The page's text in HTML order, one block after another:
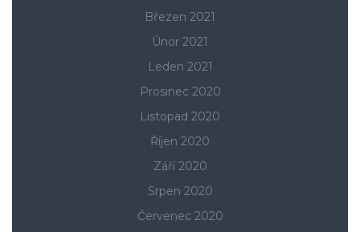
Březen 2021
Únor 2021
Leden 2021
Prosinec 2020
Listopad 2020
Říjen 2020
Září 2020
Srpen 2020
Červenec 2020